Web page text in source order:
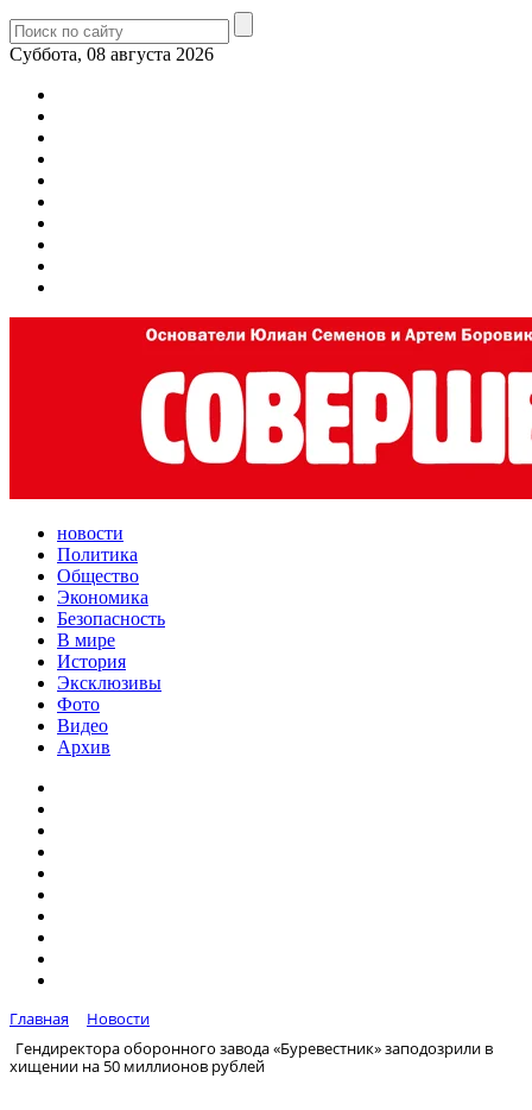
Суббота, 08 августа 2026
новости
Политика
Общество
Экономика
Безопасность
В мире
История
Эксклюзивы
Фото
Видео
Архив
Главная
Новости
Гендиректора оборонного завода «Буревестник» заподозрили в
хищении на 50 миллионов рублей